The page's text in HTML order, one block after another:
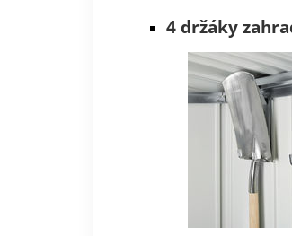
4 držáky